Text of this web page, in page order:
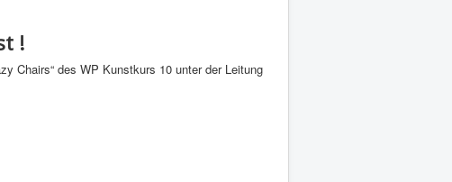
!
Chairs“ des WP Kunstkurs 10 unter der Leitung